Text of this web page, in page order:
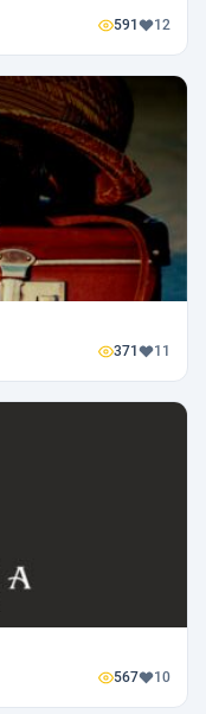
591 12
371 11
567 10